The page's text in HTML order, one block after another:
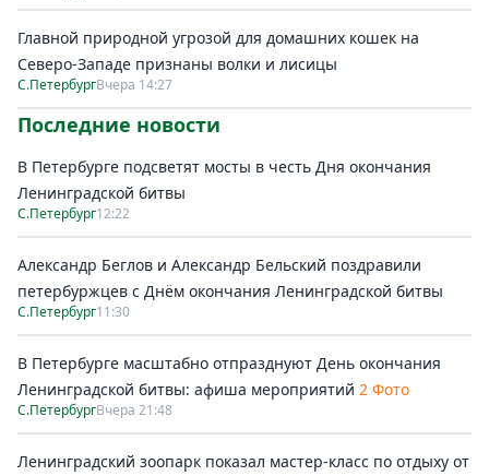
Главной природной угрозой для домашних кошек на
Северо-Западе признаны волки и лисицы
С.ПетербургВчера 14:27
Последние новости
В Петербурге подсветят мосты в честь Дня окончания
Ленинградской битвы
С.Петербург12:22
Александр Беглов и Александр Бельский поздравили
петербуржцев с Днём окончания Ленинградской битвы
С.Петербург11:30
В Петербурге масштабно отпразднуют День окончания
Ленинградской битвы: афиша мероприятий 2 Фото
С.ПетербургВчера 21:48
Ленинградский зоопарк показал мастер-класс по отдыху от